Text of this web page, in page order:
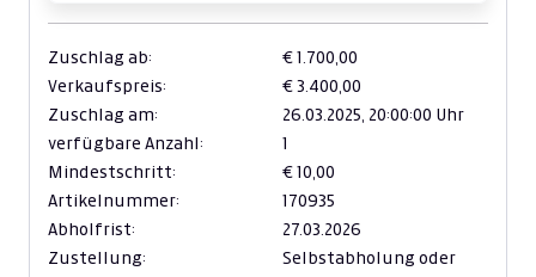
Zuschlag ab:
€ 1.700,00
Verkaufspreis:
€ 3.400,00
Zuschlag am:
26.03.2025, 20:00:00 Uhr
verfügbare Anzahl:
1
Mindestschritt:
€ 10,00
Artikelnummer:
170935
Abholfrist:
27.03.2026
Zustellung:
Selbstabholung oder